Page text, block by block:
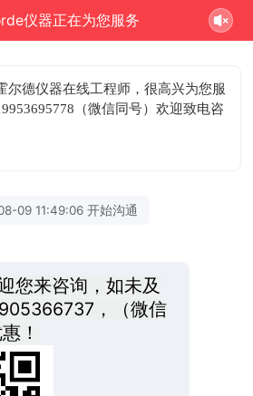
仪器正在为您服务
尔德仪器在线工程师，很高兴为您服
（微信同号）欢迎致电咨
09 11:49:06 开始沟通
您来咨询，如未及
，（微信
！